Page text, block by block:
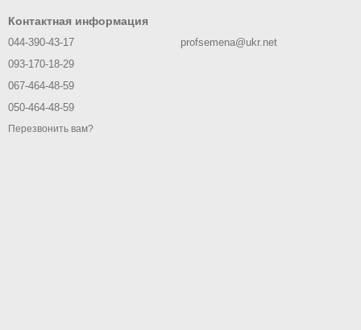
Контактная информация
044-390-43-17
093-170-18-29
067-464-48-59
050-464-48-59
Перезвонить вам?
profsemena@ukr.net